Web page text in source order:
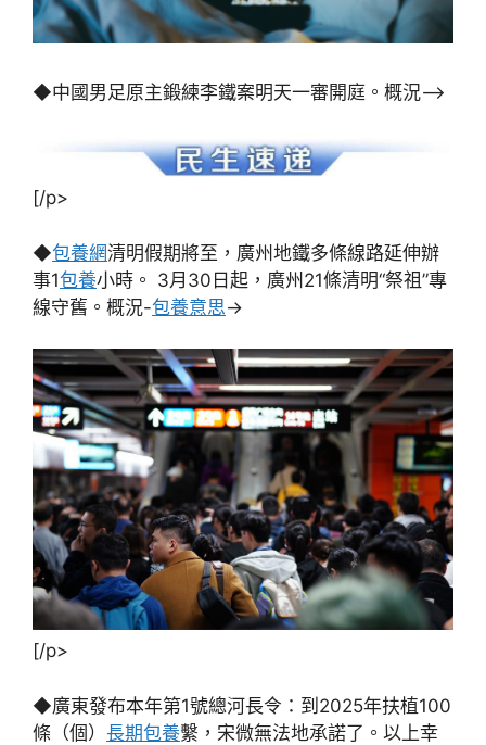
◆中國男足原主鍛練李鐵案明天一審開庭。概況–>
[/p>
◆包養網清明假期將至，廣州地鐵多條線路延伸辦
事1包養小時。 3月30日起，廣州21條清明“祭祖”專
線守舊。概況-包養意思->
[/p>
◆廣東發布本年第1號總河長令：到2025年扶植100
條（個） 長期包養繫，宋微無法地承諾了。以上幸